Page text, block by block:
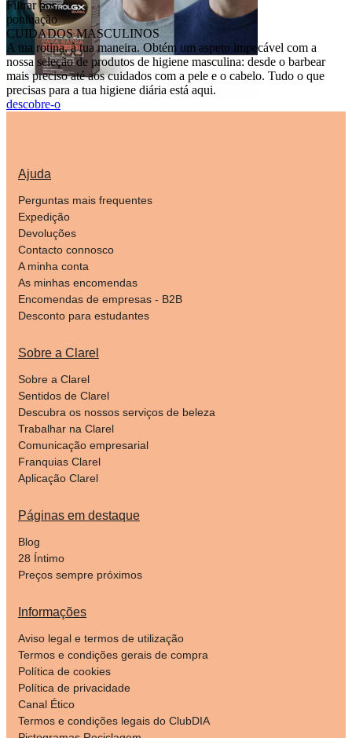
Filtrar por
pontuação
CUIDADOS MASCULINOS
A tua rotina, à tua maneira. Obtém um aspeto impecável com a
nossa seleção de produtos de higiene masculina: desde o barbear
mais preciso até aos cuidados com a pele e o cabelo. Tudo o que
precisas para a tua higiene diária está aqui.
descobre-o
Ajuda
Perguntas mais frequentes
Expedição
Devoluções
Contacto connosco
A minha conta
As minhas encomendas
Encomendas de empresas - B2B
Desconto para estudantes
Sobre a Clarel
Sobre a Clarel
Sentidos de Clarel
Descubra os nossos serviços de beleza
Trabalhar na Clarel
Comunicação empresarial
Franquias Clarel
Aplicação Clarel
Páginas em destaque
Blog
28 Íntimo
Preços sempre próximos
Informações
Aviso legal e termos de utilização
Termos e condições gerais de compra
Política de cookies
Política de privacidade
Canal Ético
Termos e condições legais do ClubDIA